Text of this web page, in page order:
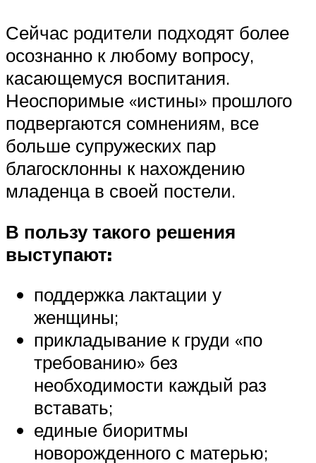
Сейчас родители подходят более
осознанно к любому вопросу,
касающемуся воспитания.
Неоспоримые «истины» прошлого
подвергаются сомнениям, все
больше супружеских пар
благосклонны к нахождению
младенца в своей постели.
В пользу такого решения
выступают:
поддержка лактации у
женщины;
прикладывание к груди «по
требованию» без
необходимости каждый раз
вставать;
единые биоритмы
новорожденного с матерью;